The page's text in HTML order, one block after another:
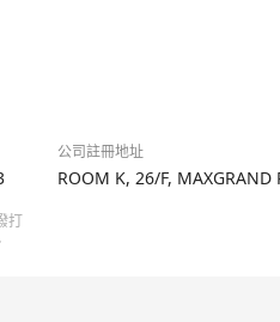
約達600多位, 創校至今總畢業人
SISA, GPF, IFBC, IAIM,
教育課程編排, 中心導師團隊更
關行業及教育經驗，並持有認可教
高的里程碑。
3號萬迪廣場26/F Room K
公司註冊地址
ROOM K, 26/F, MAXGRAND
打